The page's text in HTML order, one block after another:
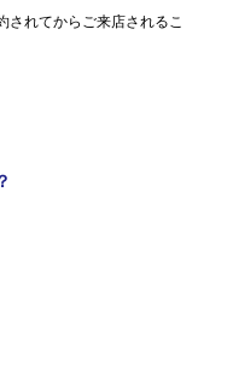
されてからご来店されるこ